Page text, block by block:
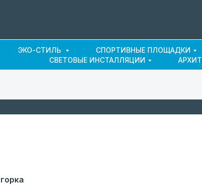
ЭКО-СТИЛЬ СПОРТИВНЫЕ ПЛОЩАДКИ
СВЕТОВЫЕ ИНСТАЛЛЯЦИИ